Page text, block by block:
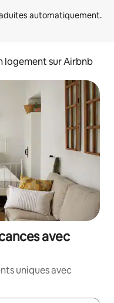
logement sur Airbnb
avec
uniques avec